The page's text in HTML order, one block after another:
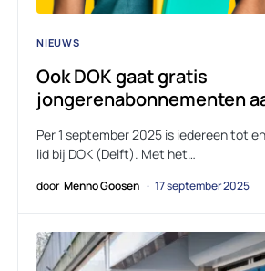
NIEUWS
Ook DOK gaat gratis
jongerenabonnementen
Per 1 september 2025 is iedereen tot
lid bij DOK (Delft). Met het…
door Menno Goosen 17 september 2025